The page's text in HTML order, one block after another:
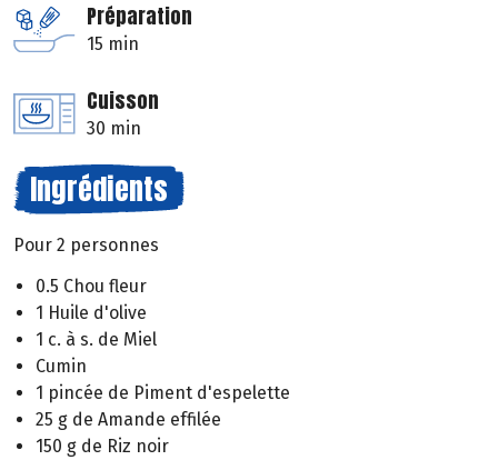
Préparation
15 min
Cuisson
30 min
Ingrédients
Pour 2 personnes
0.5 Chou fleur
1 Huile d'olive
1 c. à s. de Miel
Cumin
1 pincée de Piment d'espelette
25 g de Amande effilée
150 g de Riz noir